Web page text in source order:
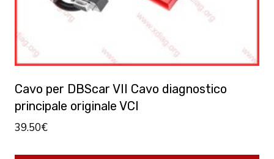
Cavo per DBScar VII Cavo diagnostico
principale originale VCI
39.50€